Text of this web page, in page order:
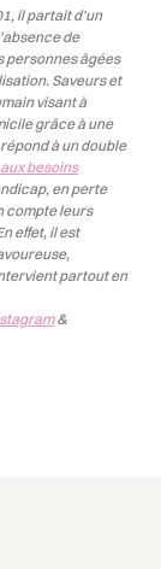
il partait d’un
de
personnes âgées
Saveurs et
visant à
grâce à une
à un double
besoins
en perte
compte leurs
effet, il est
partout en
&